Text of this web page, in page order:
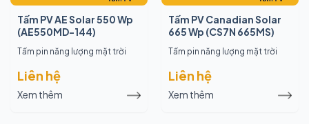
Tấm PV AE Solar 550 Wp
(AE550MD-144)
Tấm pin năng lượng mặt trời
Liên hệ
Xem thêm
Tấm PV Canadian Solar
665 Wp (CS7N 665MS)
Tấm pin năng lượng mặt trời
Liên hệ
Xem thêm